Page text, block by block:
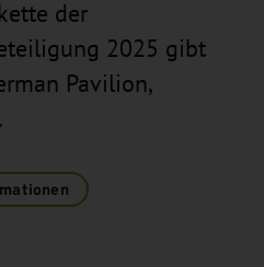
der
2025 gibt
Pavilion,